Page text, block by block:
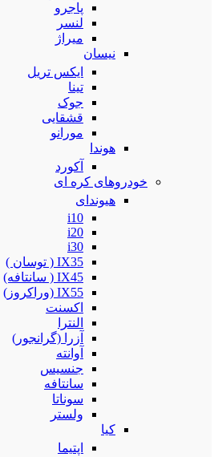
پاجرو
لنسر
میراژ
نیسان
ایکس تریل
تینا
جوک
قشقایی
مورانو
هوندا
آکورد
خودروهای کره ای
هیوندای
i10
i20
i30
IX35 ( توسان )
IX45 ( سانتافه)
IX55 (وراکروز)
اکسنت
النترا
آزرا (گرانجور)
آوانته
جنسیس
سانتافه
سوناتا
ولستر
کیا
اپتیما